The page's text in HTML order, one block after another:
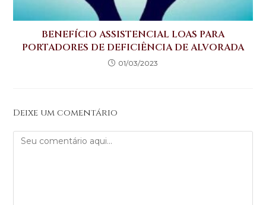
BENEFÍCIO ASSISTENCIAL LOAS PARA
PORTADORES DE DEFICIÊNCIA DE ALVORADA
01/03/2023
Deixe um comentário